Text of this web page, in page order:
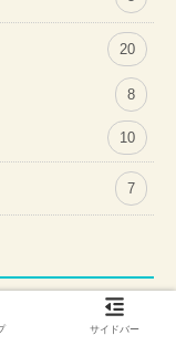
20
8
10
7
DISCAS
サイドバー